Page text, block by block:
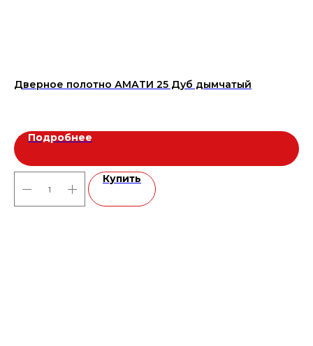
Дверное полотно АМАТИ 25 Дуб дымчатый
Подробнее
Купить